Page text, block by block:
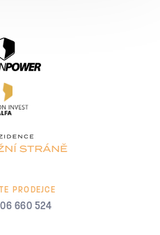
PRODEJCE
660 524